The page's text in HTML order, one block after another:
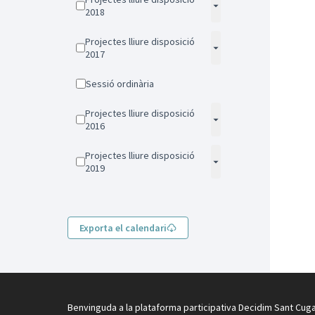
2018
Projectes lliure disposició
2017
Sessió ordinària
Projectes lliure disposició
2016
Projectes lliure disposició
2019
Exporta el calendari
Benvinguda a la plataforma participativa Decidim Sant